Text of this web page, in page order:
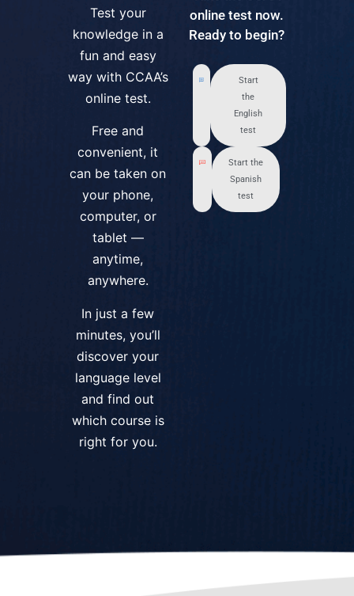
Test your
knowledge in a
fun and easy
way with CCAA’s
online test.
Free and
convenient, it
can be taken on
your phone,
computer, or
tablet —
anytime,
anywhere.
In just a few
minutes, you’ll
discover your
language level
and find out
which course is
right for you.
online test now.
Ready to begin?
Start
the
English
test
Start the
Spanish
test